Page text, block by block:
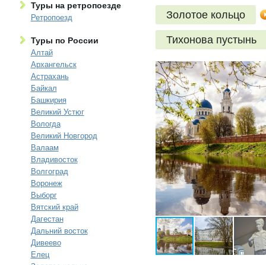
Туры на ретропоезде
Ретропоезд
Туры по России
Алтай
Архангельск
Астрахань
Байкал
Башкирия
Великий Устюг
Вологда
Великий Новгород
Валаам
Владивосток
Волгоград
Воронеж
Выборг
Вятский край
Дагестан
Дальний восток
Дивеево
Елец
Золотое кольцо
Тихонова пустынь